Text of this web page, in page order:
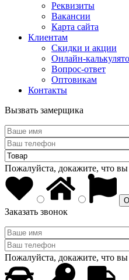
Реквизиты
Вакансии
Карта сайта
Клиентам
Скидки и акции
Онлайн-
Вопрос-ответ
Оптовикам
Контакты
Вызвать замерщика
Пожалуйста, докажите, что
Заказать звонок
Пожалуйста, докажите, что